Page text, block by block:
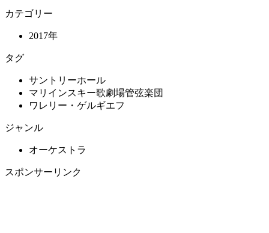
カテゴリー
2017年
タグ
サントリーホール
マリインスキー歌劇場管弦楽団
ワレリー・ゲルギエフ
ジャンル
オーケストラ
スポンサーリンク